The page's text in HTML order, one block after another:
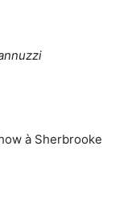
à Sherbrooke